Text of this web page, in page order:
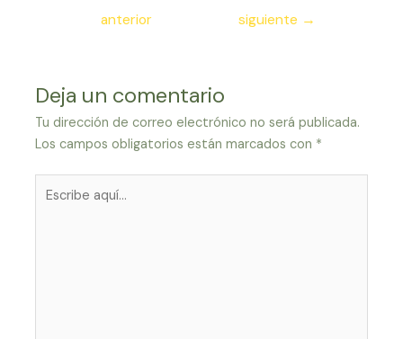
entradasanterior
siguiente →
Deja un comentario
Tu dirección de correo electrónico no será publicada.
Los campos obligatorios están marcados con *